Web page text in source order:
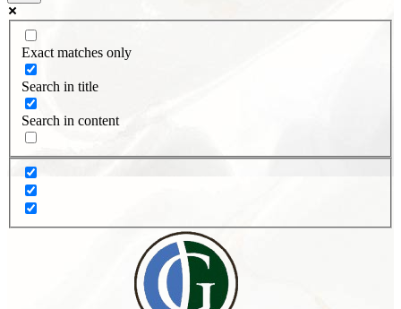
Exact matches only
Search in title
Search in content